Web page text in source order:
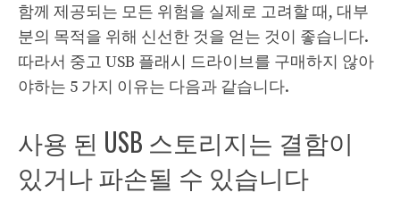
함께 제공되는 모든 위험을 실제로 고려할 때, 대부
분의 목적을 위해 신선한 것을 얻는 것이 좋습니다.
따라서 중고 USB 플래시 드라이브를 구매하지 않아
야하는 5 가지 이유는 다음과 같습니다.
사용 된 USB 스토리지는 결함이
있거나 파손될 수 있습니다